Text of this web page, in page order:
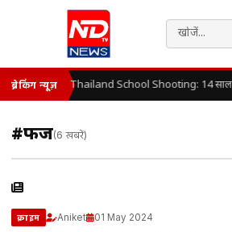
ब्रेकिंग न्यूज़ Thailand School Shooting: 14 साल के
#फर्जी(6 खबरें)
क्राइम Aniket 01 May 2024